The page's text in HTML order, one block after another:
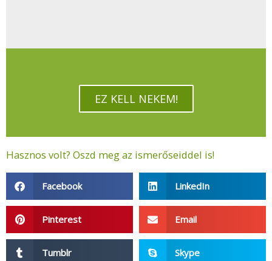
EZ KELL NEKEM!
Hasznos volt? Oszd meg az ismerőseiddel is!
Facebook LinkedIn
Pinterest Email
Tumblr Skype